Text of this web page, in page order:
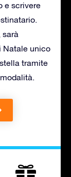
e scrivere
sarà
Natale unico
tramite